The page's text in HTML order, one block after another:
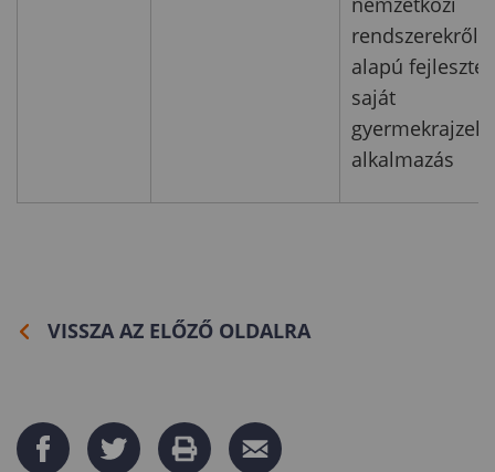
rendszerekről,
alapú
saját
alkalmazás
VISSZA AZ ELŐZŐ OLDALRA